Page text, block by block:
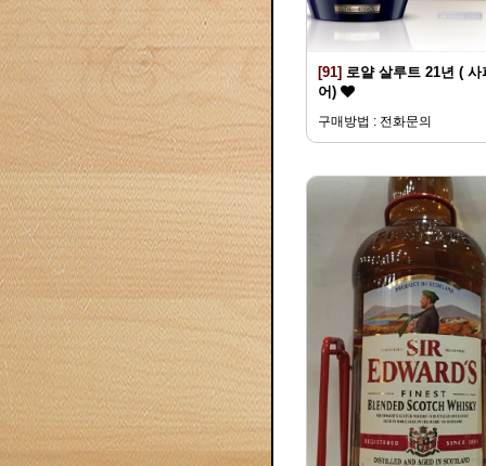
[91] 로얄 살루트 21년 ( 사
어)
구매방법 : 전화문의